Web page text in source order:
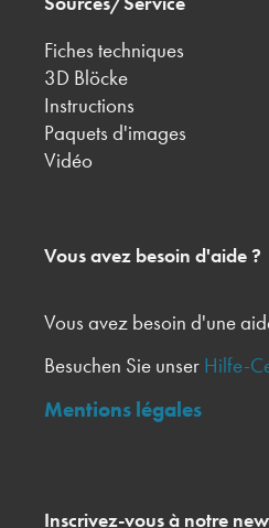
Fiches techniques
3D Blöcke
Instructions
Paquets d'images
Vidéo
Vous avez besoin d'aide ?
Vous avez besoin d'une
Besuchen Sie unser Hilfe-
Mentions légales
Inscrivez-vous à notre